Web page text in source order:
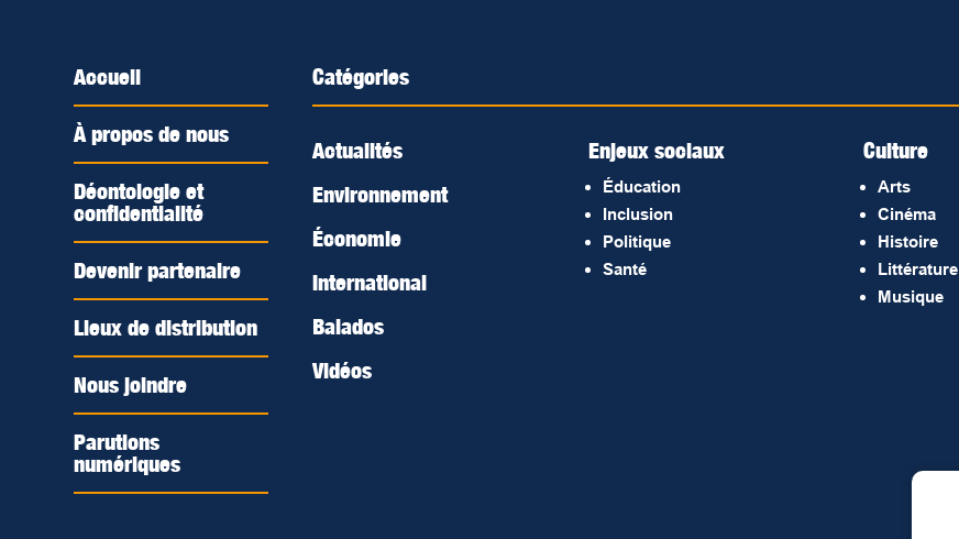
Accueil
À propos de nous
Déontologie et
confidentialité
Devenir partenaire
Lieux de distribution
Nous joindre
Parutions
numériques
Catégories
Actualités
Environnement
Économie
International
Balados
Vidéos
Enjeux sociaux
Éducation
Inclusion
Politique
Santé
Culture
Arts
Cinéma
Histoire
Littérature
Musique